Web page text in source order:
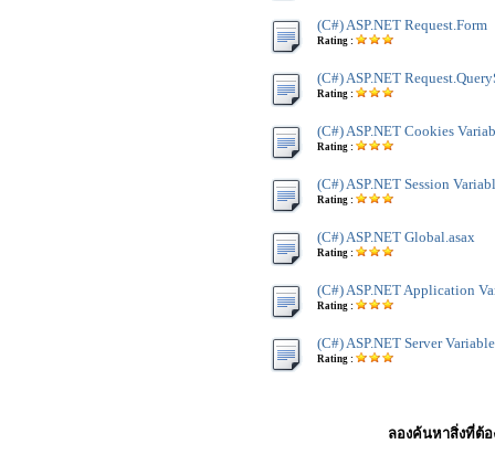
(C#) ASP.NET Request.Form
Rating :
(C#) ASP.NET
Rating :
(C#) ASP.NET Cookies
Rating :
(C#) ASP.NET Session
Rating :
(C#) ASP.NET Global.asax
Rating :
(C#) ASP.NET Application
Rating :
(C#) ASP.NET Server
Rating :
ลองค้นหาสิ่งที่ต้อ